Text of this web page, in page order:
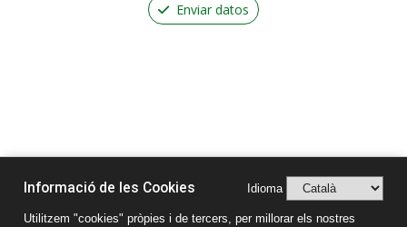
Enviar datos
Informació de les Cookies Idioma
Utilitzem "cookies" pròpies i de tercers, per millorar els nostres